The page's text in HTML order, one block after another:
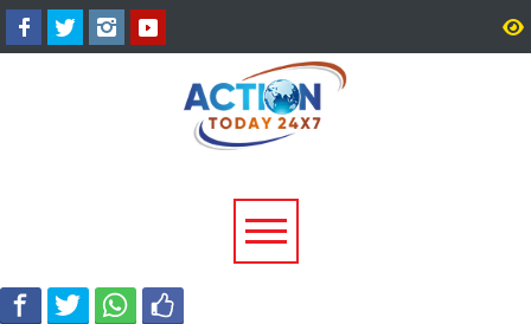
उत्तराखंड में बारिश का कहर:
यमुनोत्री और बदरीनाथ हाईवे पर
भूस्खलन, कई मार्ग बंद; श्रद्धालु और